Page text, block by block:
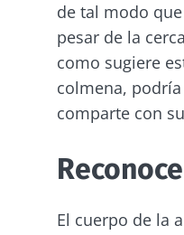
de tal modo
pesar de la
como sugiere
colmena,
comparte con
El cuerpo de la